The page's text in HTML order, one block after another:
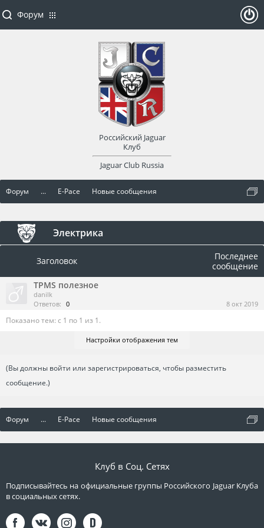
Форум ... E-Pace Новые сообщения
Электрика
Заголовок
Последнее
сообщение
TPMS полезное
danilk
Ответов: 0 8 окт 2019
Показано тем: с 1 по 1 из 1.
Настройки отображения тем
(Вы должны войти или зарегистрироваться, чтобы разместить
сообщение.)
Форум ... E-Pace Новые сообщения
Форум
Российский Jaguar
Клуб
Jaguar Club Russia
оват
Клуб в Соц. Сетях
Подписывайтесь на официальные группы Российского Jaguar Клуба
в социальных сетях.